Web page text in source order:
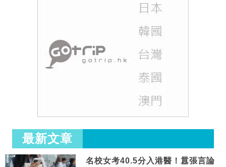
最新文章
名校女考40.5分入港醫！囂張言論